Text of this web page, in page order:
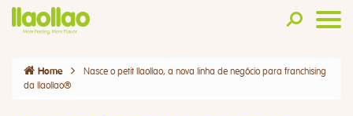
Home
Nasce o petit llaollao, a nova linha de negócio para franchising
da llaollao®